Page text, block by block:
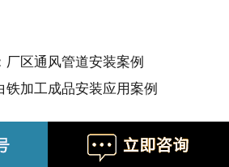
厂区通风管道安装案例
铁加工成品安装应用案例